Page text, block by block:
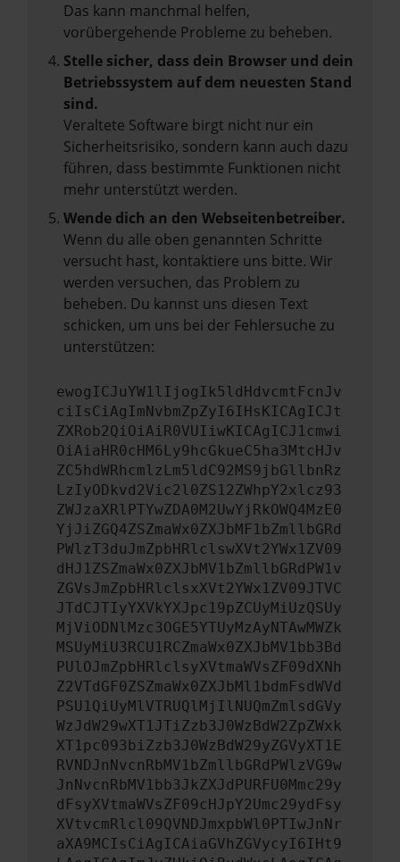
Das kann manchmal helfen,
vorübergehende Probleme zu beheben.
Stelle sicher, dass dein Browser und dein
Betriebssystem auf dem neuesten Stand
sind.
Veraltete Software birgt nicht nur ein
Sicherheitsrisiko, sondern kann auch dazu
führen, dass bestimmte Funktionen nicht
mehr unterstützt werden.
Wende dich an den Webseitenbetreiber.
Wenn du alle oben genannten Schritte
versucht hast, kontaktiere uns bitte. Wir
werden versuchen, das Problem zu
beheben. Du kannst uns diesen Text
schicken, um uns bei der Fehlersuche zu
unterstützen:
ewogICJuYW1lIjogIk5ldHdvcmtFcnJv
ciIsCiAgImNvbmZpZyI6IHsKICAgICJt
ZXRob2QiOiAiR0VUIiwKICAgICJ1cmwi
OiAiaHR0cHM6Ly9hcGkueC5ha3MtcHJv
ZC5hdWRhcmlzLm5ldC92MS9jbGllbnRz
LzIyODkvd2Vic2l0ZS12ZWhpY2xlcz93
ZWJzaXRlPTYwZDA0M2UwYjRkOWQ4MzE0
YjJiZGQ4ZSZmaWx0ZXJbMF1bZmllbGRd
PWlzT3duJmZpbHRlclswXVt2YWx1ZV09
dHJ1ZSZmaWx0ZXJbMV1bZmllbGRdPW1v
ZGVsJmZpbHRlclsxXVt2YWx1ZV09JTVC
JTdCJTIyYXVkYXJpc19pZCUyMiUzQSUy
MjViODNlMzc3OGE5YTUyMzAyNTAwMWZk
MSUyMiU3RCU1RCZmaWx0ZXJbMV1bb3Bd
PUlOJmZpbHRlclsyXVtmaWVsZF09dXNh
Z2VTdGF0ZSZmaWx0ZXJbMl1bdmFsdWVd
PSU1QiUyMlVTRUQlMjIlNUQmZmlsdGVy
WzJdW29wXT1JTiZzb3J0WzBdW2ZpZWxk
XT1pc093biZzb3J0WzBdW29yZGVyXT1E
RVNDJnNvcnRbMV1bZmllbGRdPWlzVG9w
JnNvcnRbMV1bb3JkZXJdPURFU0Mmc29y
dFsyXVtmaWVsZF09cHJpY2Umc29ydFsy
XVtvcmRlcl09QVNDJmxpbWl0PTIwJnNr
aXA9MCIsCiAgICAiaGVhZGVycyI6IHt9